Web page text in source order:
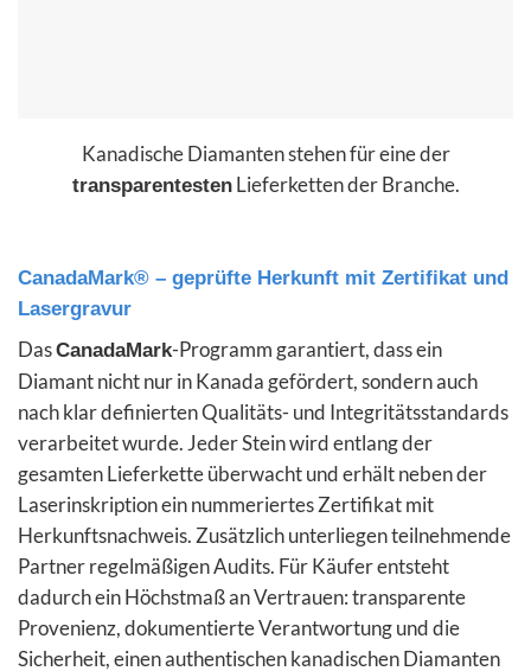
Kanadische Diamanten stehen für eine der
transparentestenLieferketten der Branche.
CanadaMark® – geprüfte Herkunft mit Zertifikat und
Lasergravur
DasCanadaMark-Programm garantiert, dass ein
Diamant nicht nur in Kanada gefördert, sondern auch
nach klar definierten Qualitäts- und Integritätsstandards
verarbeitet wurde. Jeder Stein wird entlang der
gesamten Lieferkette überwacht und erhält neben der
Laserinskription ein nummeriertes Zertifikat mit
Herkunftsnachweis. Zusätzlich unterliegen teilnehmende
Partner regelmäßigen Audits. Für Käufer entsteht
dadurch ein Höchstmaß an Vertrauen: transparente
Provenienz, dokumentierte Verantwortung und die
Sicherheit, einen authentischen kanadischen Diamanten